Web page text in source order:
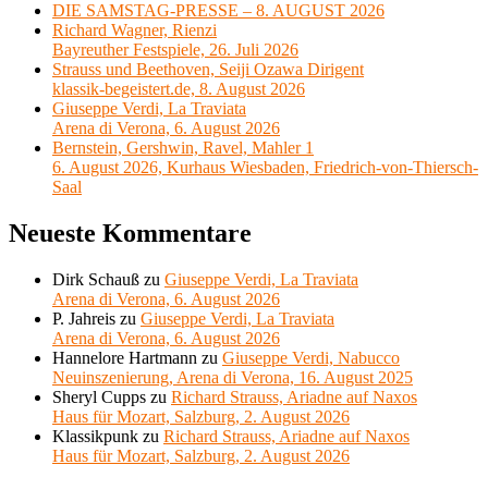
DIE SAMSTAG-PRESSE – 8. AUGUST 2026
Richard Wagner, Rienzi
Bayreuther Festspiele, 26. Juli 2026
Strauss und Beethoven, Seiji Ozawa Dirigent
klassik-begeistert.de, 8. August 2026
Giuseppe Verdi, La Traviata
Arena di Verona, 6. August 2026
Bernstein, Gershwin, Ravel, Mahler 1
6. August 2026, Kurhaus Wiesbaden, Friedrich-von-Thiersch-
Saal
Neueste Kommentare
Dirk Schauß zu Giuseppe Verdi, La Traviata
Arena di Verona, 6. August 2026
P. Jahreis zu Giuseppe Verdi, La Traviata
Arena di Verona, 6. August 2026
Hannelore Hartmann zu Giuseppe Verdi, Nabucco
Neuinszenierung, Arena di Verona, 16. August 2025
Sheryl Cupps zu Richard Strauss, Ariadne auf Naxos
Haus für Mozart, Salzburg, 2. August 2026
Klassikpunk zu Richard Strauss, Ariadne auf Naxos
Haus für Mozart, Salzburg, 2. August 2026